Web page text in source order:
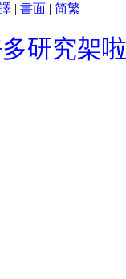
| 書面 | 简繁
研究架